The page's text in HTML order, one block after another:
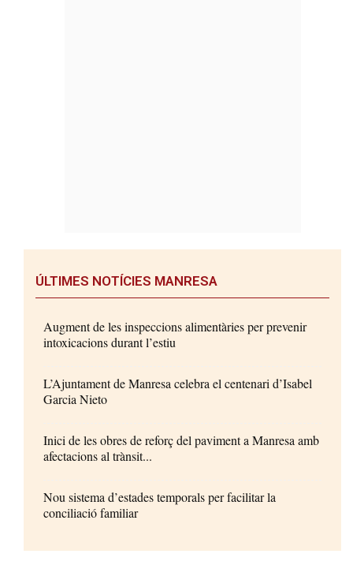
ÚLTIMES NOTÍCIES MANRESA
Augment de les inspeccions alimentàries per prevenir
intoxicacions durant l’estiu
L’Ajuntament de Manresa celebra el centenari d’Isabel
Garcia Nieto
Inici de les obres de reforç del paviment a Manresa amb
afectacions al trànsit...
Nou sistema d’estades temporals per facilitar la
conciliació familiar